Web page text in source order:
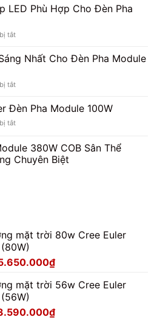
Sân
LED Phù Hợp Cho Đèn Pha
tắtở
Chọn
Chip
Phù
Cho
Pha
Nhất Cho Đèn Pha Module
tắtở
LED
Nào
Sáng
Cho
Đèn
Pha
Đèn Pha Module 100W
tắtở
Cảnh
Driver
Đèn
380W COB Sân Thể
Chuyên Biệt
mặt trời 80w Cree Euler
₫Giá
tại
5.650.000₫.
mặt trời 56w Cree Euler
₫Giá